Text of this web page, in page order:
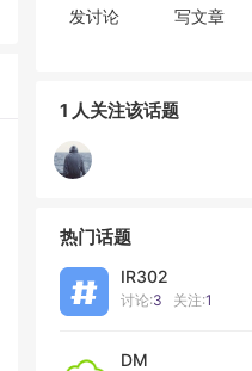
发讨论 写文章
1 人关注该话题
热门话题
IR302
讨论:3 关注:1
DM